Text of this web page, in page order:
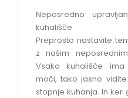
Neposredno
kuhališče
Preprosto nastavite
z našim
Vsako kuhališče
moči, tako jasno
stopnje kuhanja. In